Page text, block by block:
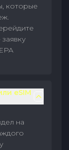
которые
заявку
eSIM
на